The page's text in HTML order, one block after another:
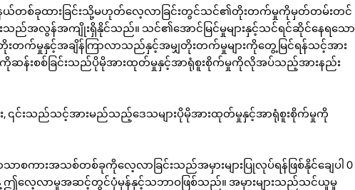
ာနယ်တစ်ခုထားခြင်းသို့မဟုတ်လေ့လာခြင်းတွင်သင်၏တိုးတက်မှုကိုမှတ်တမ်းတင်
းသည်အလွန်အကျိုးရှိနိုင်သည်။ သင်၏အောင်မြင်မှုများနှင့်သင်ရင်ဆိုင်နေရသော
၏တိုးတက်မှုနှင့်အချိန်ကြာလာသည်နှင့်အမျှတိုးတက်မှုများကိုတွေ့မြင်ရန်သင့်အား
းစစ်ခြင်းသည်ပိုမိုအားထုတ်မှုနှင့်အာရုံစူးစိုက်မှုကိုလိုအပ်သည့်အားနည်း
ခြင်း, ၎င်းသည်သင့်အားမည်သည့်ဒေသများပိုမိုအားထုတ်မှုနှင့်အာရုံစူးစိုက်မှုကို
ာစကားအသစ်တစ်ခုကိုလေ့လာခြင်းသည်အမှားများပြုလုပ်ရန်ဖြစ်နိုင်ချေပါ 0
ဤလေ့လာမှုအဆင့်တွင်ပုံမှန်နှင့်သဘာဝဖြစ်သည်။ အမှားများသည်သင်ယူမှု